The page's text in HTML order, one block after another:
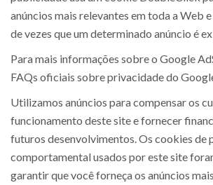
anúncios mais relevantes em toda a Web
de vezes que um determinado anúncio é
Para mais informações sobre o Google
FAQs oficiais sobre privacidade do
Utilizamos anúncios para compensar os
funcionamento deste site e fornecer
futuros desenvolvimentos. Os cookies de
comportamental usados ​​por este site
garantir que você forneça os anúncios